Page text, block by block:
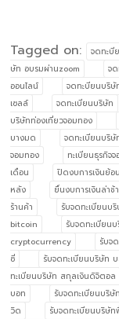
Tagged on: จดทะบี
ษัท อบรมผ่านzoom
จ
ออนไลน์
จดทะบียนบริษั
เซลล์
จดทะเบียนบริษัท
บริษัทท่องเที่ยวจอมทอง
บางมด
จดทะเบียนบริ
จอมทอง
ทะเบียนธุรกิจ
เดือน
ปิดงบการเงินย้อ
หลัง
ยื่นงบการเงินล่าช้า
ร้านค้า
รับจดทะเบียนบ
bitcoin
รับจดทะเบียน
cryptocurrency
รับจ
ซี่
รับจดทะเบียนบริษัท
ทะเบียนบริษัท สกุลเงินดิจิตอล
บอท
รับจดทะเบียนบริษั
วิด
รับจดทะเบียนบริษั